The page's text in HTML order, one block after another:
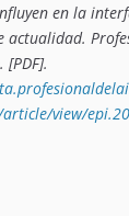
en la
actualidad.
article/view/